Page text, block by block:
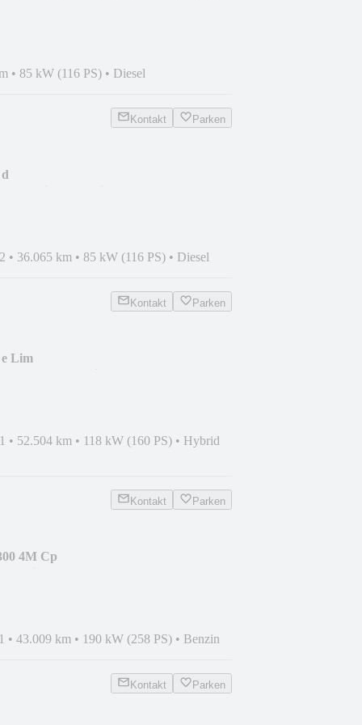
• 85 kW (116 PS) • Diesel
Kontakt Parken
• 36.065 km • 85 kW (116 PS) • Diesel
Kontakt Parken
e Lim
• 52.504 km • 118 kW (160 PS) • Hybrid
Kontakt Parken
4M Cp
• 43.009 km • 190 kW (258 PS) • Benzin
Kontakt Parken